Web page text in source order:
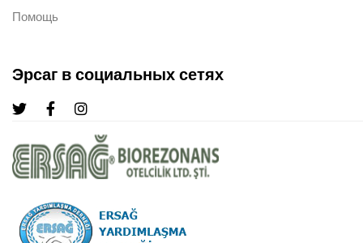
Помощь
Эрсаг в социальных сетях